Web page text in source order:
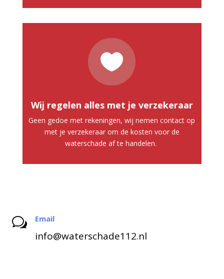

Wij regelen alles met je verzekeraar
Geen gedoe met rekeningen, wij nemen contact op
met je verzekeraar om de kosten voor de
waterschade af te handelen.
w Email
info@waterschade112.nl